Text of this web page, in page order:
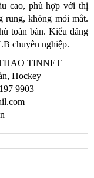
cao, phù hợp với thị
rung, không mỏi mắt.
toàn bàn. Kiểu dáng
chuyên nghiệp.
TINNET
Hockey
9903